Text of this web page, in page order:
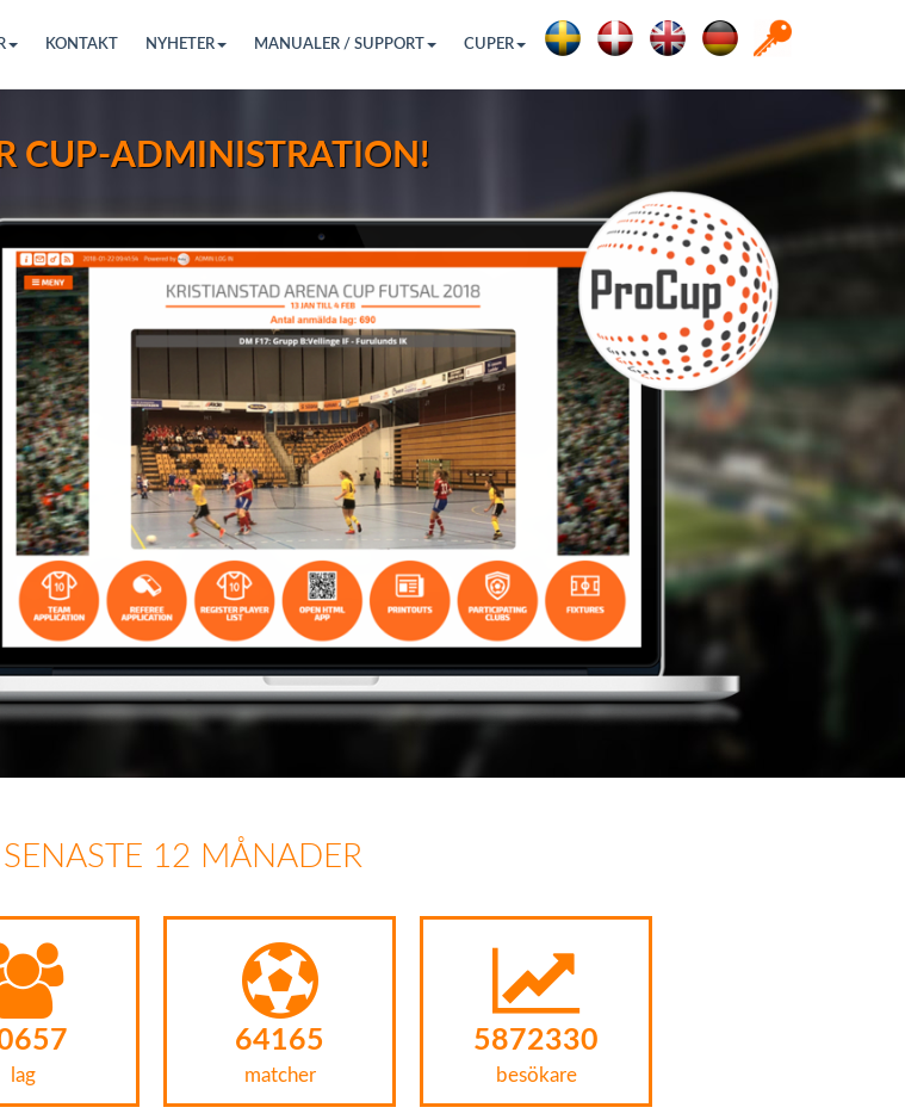
KONTAKT NYHETER MANUALER / SUPPORT CUPER
CUP-ADMINISTRATION!
SENASTE 12 MÅNADER
lag
87469
matcher
8472542
besökare